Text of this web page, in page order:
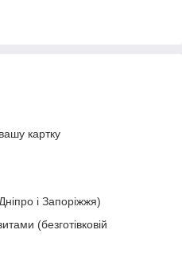
картку
і Запоріжжя)
(безготівковій